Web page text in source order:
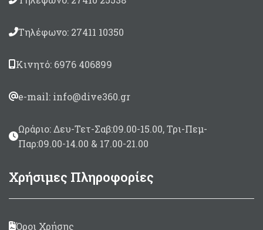
Τηλέφωνο: 27411 10350
Κινητό: 6976 406899
e-mail: info@dive360.gr
Ωράριο: Δευ-Τετ-Σαβ:09.00-15.00, Τρι-Πεμ-
Παρ:09.00-14.00 & 17.00-21.00
Χρήσιμες Πληροφορίες
Όροι Χρήσης